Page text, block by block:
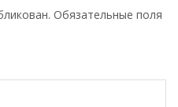
Обязательные поля